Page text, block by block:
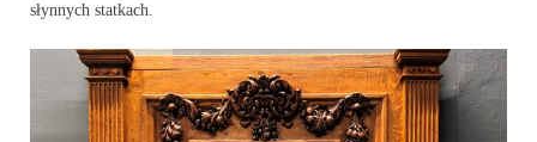
słynnych statkach.